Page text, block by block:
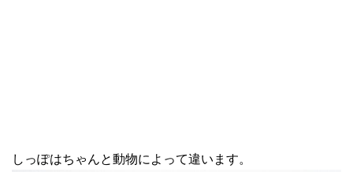
しっぽはちゃんと動物によって違います。